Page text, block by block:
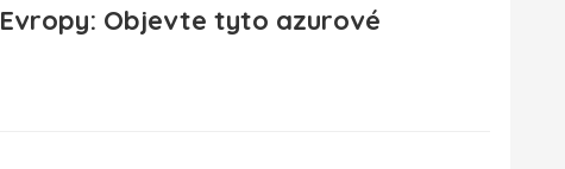
Evropy: Objevte tyto azurové